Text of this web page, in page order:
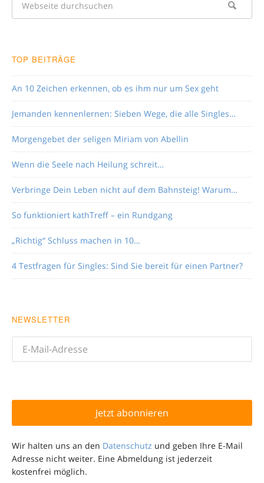
TOP BEITRÄGE
An 10 Zeichen erkennen, ob es ihm nur um Sex geht
Jemanden kennenlernen: Sieben Wege, die alle Singles…
Morgengebet der seligen Miriam von Abellin
Wenn die Seele nach Heilung schreit…
Verbringe Dein Leben nicht auf dem Bahnsteig! Warum…
So funktioniert kathTreff – ein Rundgang
„Richtig“ Schluss machen in 10…
4 Testfragen für Singles: Sind Sie bereit für einen Partner?
NEWSLETTER
Wir halten uns an den Datenschutz und geben Ihre E-Mail
Adresse nicht weiter. Eine Abmeldung ist jederzeit
kostenfrei möglich.